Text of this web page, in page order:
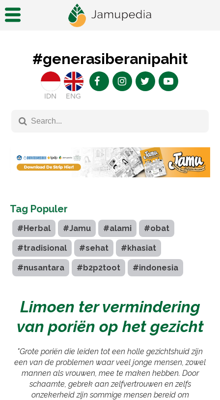
#generasiberanipahit
IDN ENG
Tag Populer
#Herbal #Jamu #alami #obat
#tradisional #sehat #khasiat
#nusantara #b2p2toot #indonesia
Limoen ter vermindering
van poriën op het gezicht
"Grote poriën die leiden tot een holle gezichtshuid zijn
een van de problemen waar veel jonge mensen, zowel
mannen als vrouwen, mee te maken hebben. Door
schaamte, gebrek aan zelfvertrouwen en zelfs
onzekerheid zijn sommige mensen bereid om